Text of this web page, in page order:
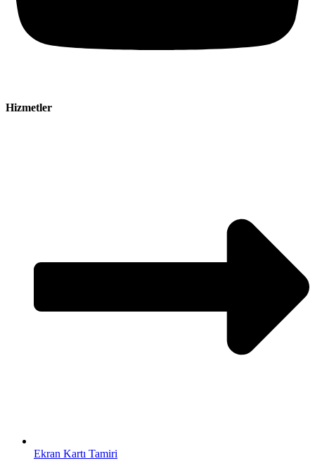
Hizmetler
Ekran Kartı Tamiri